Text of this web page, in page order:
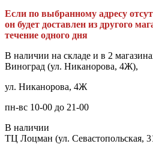
Если по выбранному адресу
он будет доставлен из другого
течение одного дня
В наличии на складе и в 2
Виноград (ул. Никанорова, 4Ж),
ул. Никанорова, 4Ж
пн-вс 10-00 до 21-00
В наличии
ТЦ Лоцман (ул. Севастопольская,